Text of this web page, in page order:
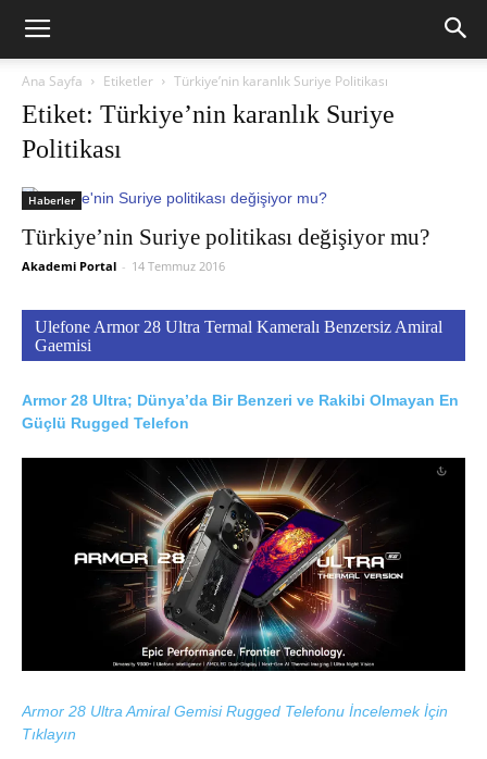
Ana Sayfa Etiketler Türkiye’nin karanlık Suriye Politikası
Etiket: Türkiye’nin karanlık Suriye
Politikası
Haberler
Türkiye’nin Suriye politikası değişiyor mu?
Akademi Portal - 14 Temmuz 2016
Ulefone Armor 28 Ultra Termal Kameralı Benzersiz Amiral
Gaemisi
Armor 28 Ultra; Dünya’da Bir Benzeri ve Rakibi Olmayan En
Güçlü Rugged Telefon
Armor 28 Ultra Amiral Gemisi Rugged Telefonu İncelemek İçin
Tıklayın